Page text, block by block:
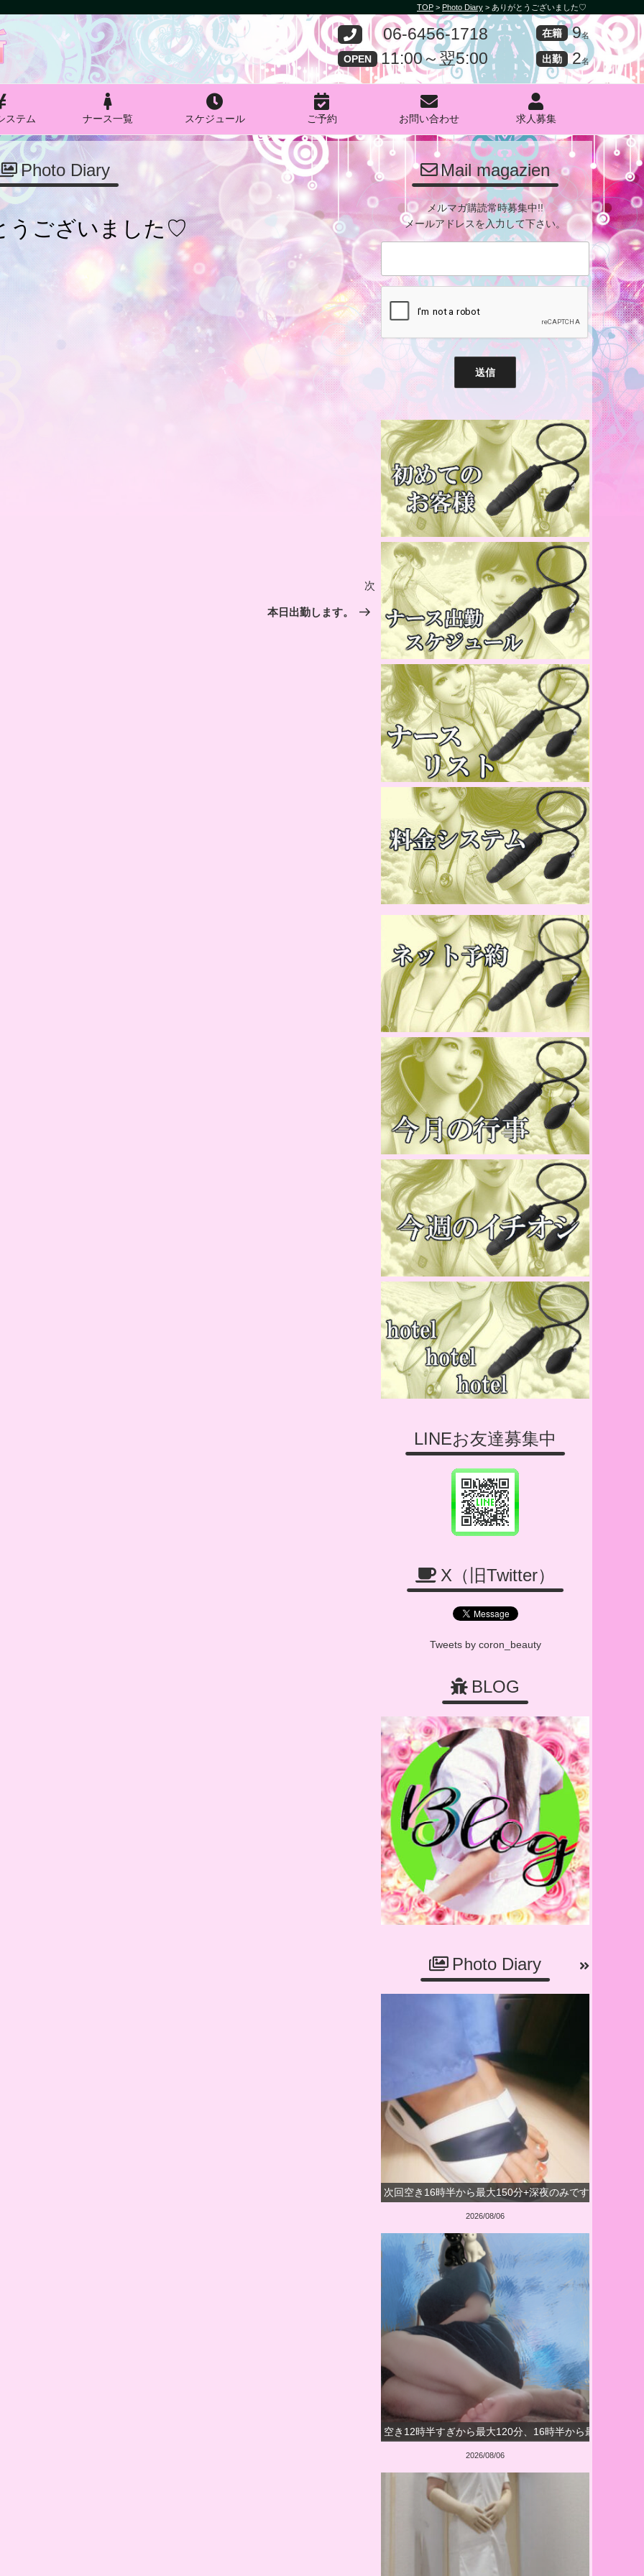
TOP > Photo Diary > ありがとうございました♡
06-6456-1718
OPEN 11:00～翌5:00
在籍 9名
出勤 2名
ステム ナース一覧 スケジュール ご予約 お問い合わせ 求人募集
Photo Diary
うございました♡
の
投
稿
次
本日出勤します。
Mail magazien
メルマガ購読常時募集中!!
メールアドレスを入力して下さい。
LINEお友達募集中
X（旧Twitter）
Tweets by coron_beauty
BLOG
Photo Diary
次回空き16時半から最大150分+深夜のみです
2026/08/06
空き12時半すぎから最大120分、16時半から最大150分
2026/08/06